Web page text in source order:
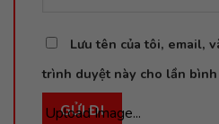
Upload Image...
Lưu tên của tôi, email,
trình duyệt này cho lần